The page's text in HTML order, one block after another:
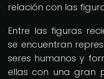
relación con las
Entre las figuras
se encuentran
seres humanos y
ellas con una gran